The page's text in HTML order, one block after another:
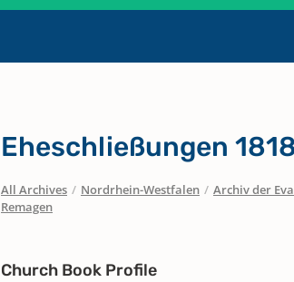
Eheschließungen
All Archives / Nordrhein-Westfalen / Archiv der
Remagen
Church Book Profile